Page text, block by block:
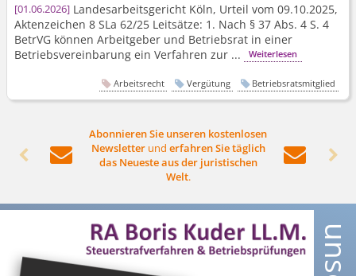
01.06.2026 Landesarbeits­gericht Köln, Urteil vom 09.10.2025,
Aktenzeichen 8 SLa 62/25 Leitsätze: 1. Nach § 37 Abs. 4 S. 4
BetrVG können Arbeitgeber und Betriebsrat in einer
Betriebsver­einbarung ein Verfahren zur ...
Weiterlesen
Arbeitsrecht Vergütung Betriebsratsmitglied
 
Abonnieren Sie unseren kostenlosen
Newsletterund erfahren Sie täglich
das Neueste aus der juristischen
Welt.
 